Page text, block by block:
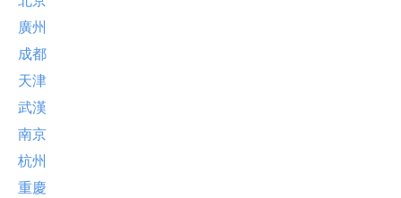
廣州
成都
天津
武漢
南京
杭州
重慶